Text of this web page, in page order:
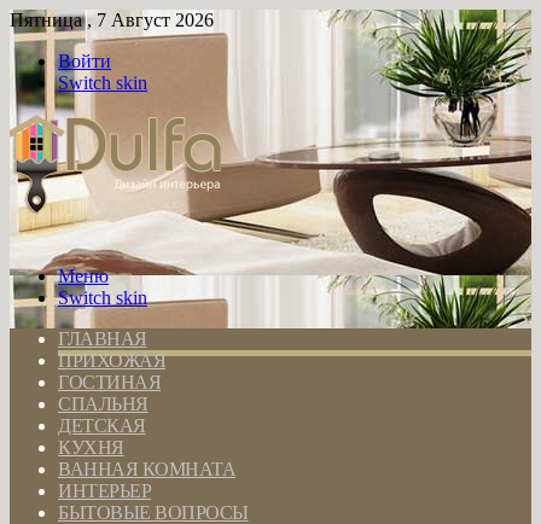
Пятница , 7 Август 2026
Войти
Switch skin
Меню
Switch skin
ГЛАВНАЯ
ПРИХОЖАЯ
ГОСТИНАЯ
СПАЛЬНЯ
ДЕТСКАЯ
КУХНЯ
ВАННАЯ КОМНАТА
ИНТЕРЬЕР
БЫТОВЫЕ ВОПРОСЫ